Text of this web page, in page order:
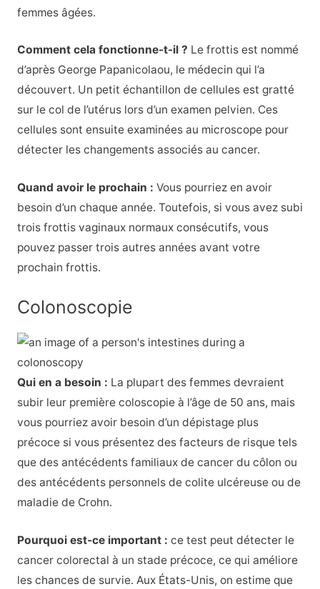
femmes âgées.
Comment cela fonctionne-t-il ? Le frottis est nommé
d’après George Papanicolaou, le médecin qui l’a
découvert. Un petit échantillon de cellules est gratté
sur le col de l’utérus lors d’un examen pelvien. Ces
cellules sont ensuite examinées au microscope pour
détecter les changements associés au cancer.
Quand avoir le prochain : Vous pourriez en avoir
besoin d’un chaque année. Toutefois, si vous avez subi
trois frottis vaginaux normaux consécutifs, vous
pouvez passer trois autres années avant votre
prochain frottis.
Colonoscopie
Qui en a besoin : La plupart des femmes devraient
subir leur première coloscopie à l’âge de 50 ans, mais
vous pourriez avoir besoin d’un dépistage plus
précoce si vous présentez des facteurs de risque tels
que des antécédents familiaux de cancer du côlon ou
des antécédents personnels de colite ulcéreuse ou de
maladie de Crohn.
Pourquoi est-ce important : ce test peut détecter le
cancer colorectal à un stade précoce, ce qui améliore
les chances de survie. Aux États-Unis, on estime que